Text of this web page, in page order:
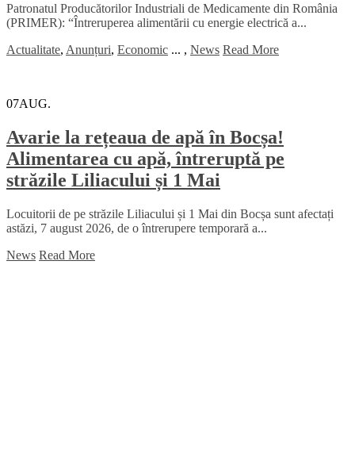
Patronatul Producătorilor Industriali de Medicamente din România
(PRIMER): “Întreruperea alimentării cu energie electrică a...
Actualitate, Anunțuri, Economic ... , News Read More
07AUG.
Avarie la rețeaua de apă în Bocșa!
Alimentarea cu apă, întreruptă pe
străzile Liliacului și 1 Mai
Locuitorii de pe străzile Liliacului și 1 Mai din Bocșa sunt afectați
astăzi, 7 august 2026, de o întrerupere temporară a...
News Read More